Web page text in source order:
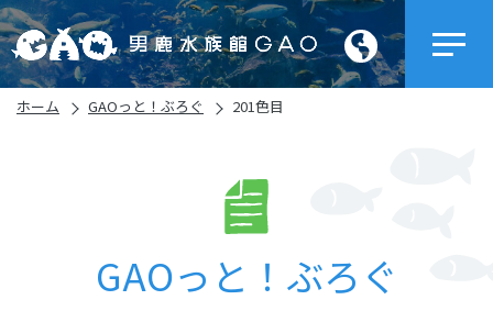
ホーム GAOっと！ぶろぐ 201色目
GAOっと！ぶろぐ